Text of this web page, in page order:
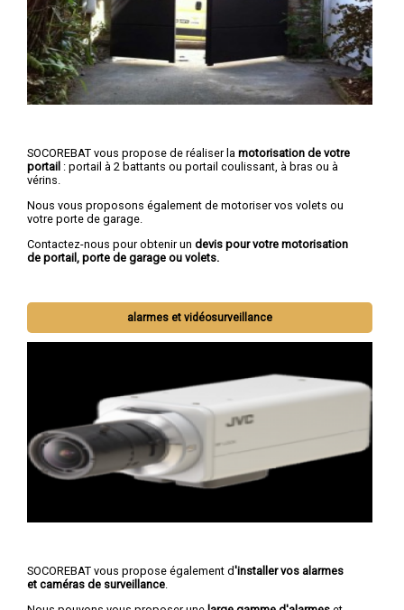
SOCOREBAT vous propose de réaliser la motorisation de votre
portail : portail à 2 battants ou portail coulissant, à bras ou à
vérins.
Nous vous proposons également de motoriser vos volets ou
votre porte de garage.
Contactez-nous pour obtenir un devis pour votre motorisation
de portail, porte de garage ou volets.
alarmes et vidéosurveillance
SOCOREBAT vous propose également d'installer vos alarmes
et caméras de surveillance.